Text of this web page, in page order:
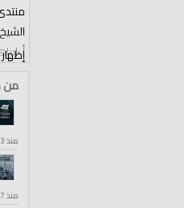
أ.
السبت ١٩ محرم ١٤٤٨ هـ الموافق
من
منذ 3 أعوام
منذ 7 أعوام